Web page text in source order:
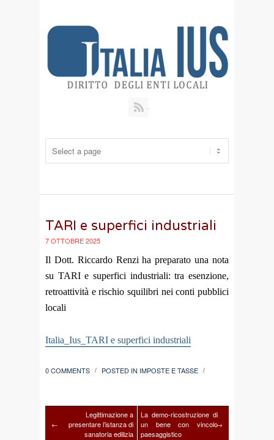
TARI e superfici industriali
7 OTTOBRE 2025
Il Dott. Riccardo Renzi ha preparato una nota
su TARI e superfici industriali: tra esenzione,
retroattività e rischio squilibri nei conti pubblici
locali
Italia_Ius_TARI e superfici industriali
0 COMMENTS / POSTED IN IMPOSTE E TASSE /
←
Legittimazione a
presentare l’istanza di
sanatoria edilizia
La demo-ricostruzione di
un bene con vincolo
paesaggistico
→